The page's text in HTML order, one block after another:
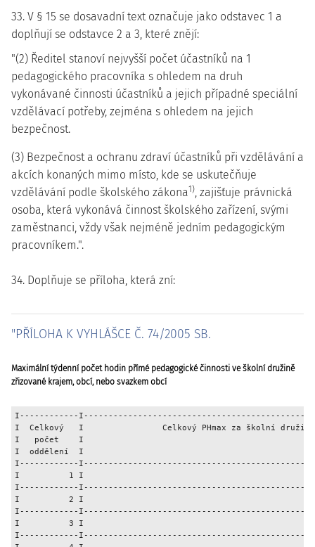
33. V § 15 se dosavadní text označuje jako odstavec 1 a
doplňují se odstavce 2 a 3, které znějí:
"(2) Ředitel stanoví nejvyšší počet účastníků na 1
pedagogického pracovníka s ohledem na druh
vykonávané činnosti účastníků a jejich případné speciální
vzdělávací potřeby, zejména s ohledem na jejich
bezpečnost.
(3) Bezpečnost a ochranu zdraví účastníků při vzdělávání a
akcích konaných mimo místo, kde se uskutečňuje
vzdělávání podle školského zákona1), zajišťuje právnická
osoba, která vykonává činnost školského zařízení, svými
zaměstnanci, vždy však nejméně jedním pedagogickým
pracovníkem.".
34. Doplňuje se příloha, která zní:
"PŘÍLOHA K VYHLÁŠCE Č. 74/2005 SB.
Maximální týdenní počet hodin přímé pedagogické činnosti ve školní družině
zřizované krajem, obcí, nebo svazkem obcí
I------------
I  Celkový   I                Celkový PHmax za školní
I   počet    I
I  oddělení  I
I------------
I          1 I
I------------
I          2 I
I------------
I          3 I
I------------